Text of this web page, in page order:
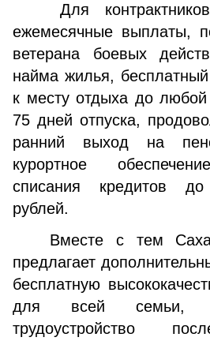
Для контрактников
ежемесячные выплаты,
ветерана боевых
найма жилья,
к месту отдыха до
75 дней отпуска,
ранний выход на
курортное
списания кредитов
рублей.
Вместе с тем
предлагает
бесплатную
для всей семьи,
трудоустройство